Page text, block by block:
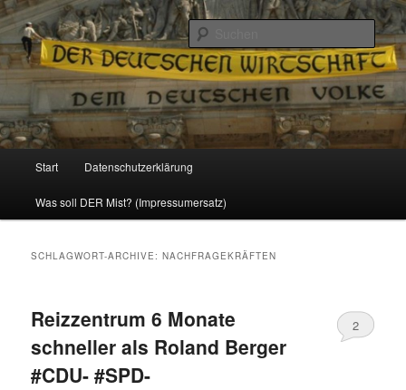
Reizzentrum
Politik, Wirtschaft, Soziales und Gesellschaft
Zum
Inhalt
Zum
sekundären
Start Datenschutzerklärung
Was soll DER Mist? (Impressumersatz)
SCHLAGWORT-ARCHIVE:NACHFRAGEKRÄFTEN
Reizzentrum 6 Monate
schneller als Roland Berger
#CDU- #SPD-
2